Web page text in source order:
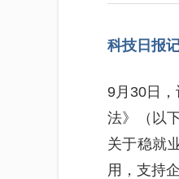
科技日报
9月30日
法》（以
关于稳就
用，支持